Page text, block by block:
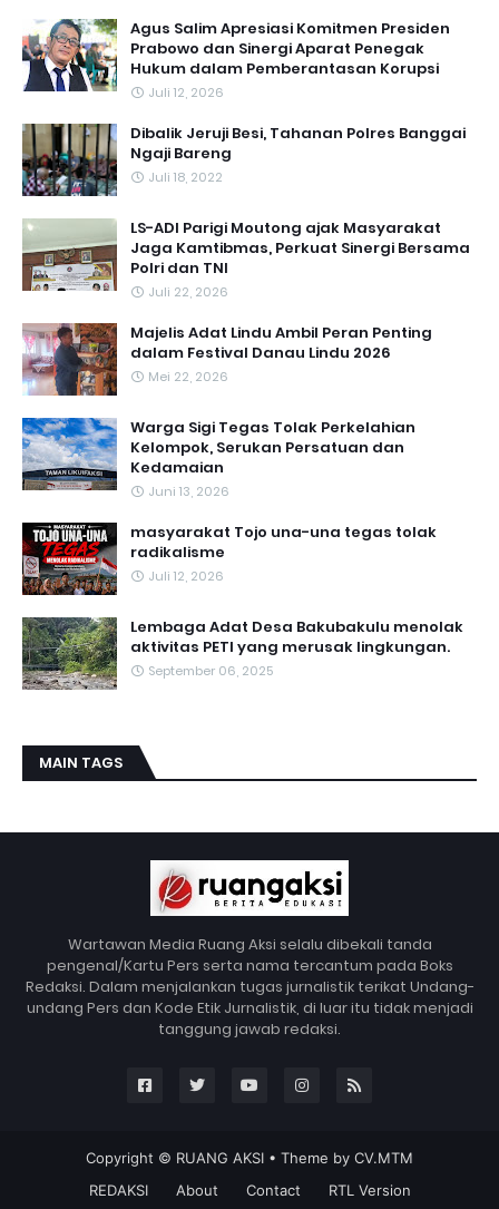
Agus Salim Apresiasi Komitmen Presiden
Prabowo dan Sinergi Aparat Penegak
Hukum dalam Pemberantasan Korupsi
Juli 12, 2026
Dibalik Jeruji Besi, Tahanan Polres Banggai
Ngaji Bareng
Juli 18, 2022
LS-ADI Parigi Moutong ajak Masyarakat
Jaga Kamtibmas, Perkuat Sinergi Bersama
Polri dan TNI
Juli 22, 2026
Majelis Adat Lindu Ambil Peran Penting
dalam Festival Danau Lindu 2026
Mei 22, 2026
Warga Sigi Tegas Tolak Perkelahian
Kelompok, Serukan Persatuan dan
Kedamaian
Juni 13, 2026
masyarakat Tojo una-una tegas tolak
radikalisme
Juli 12, 2026
Lembaga Adat Desa Bakubakulu menolak
aktivitas PETI yang merusak lingkungan.
September 06, 2025
MAIN TAGS
Wartawan Media Ruang Aksi selalu dibekali tanda
pengenal/Kartu Pers serta nama tercantum pada Boks
Redaksi. Dalam menjalankan tugas jurnalistik terikat Undang-
undang Pers dan Kode Etik Jurnalistik, di luar itu tidak menjadi
tanggung jawab redaksi.
Copyright © RUANG AKSI • Theme by CV.MTM
REDAKSI
About Contact RTL Version